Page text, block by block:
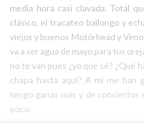
media hora casi clavada. Total
clásico, el tracateo bailongo y
viejos y buenos Motörhead y
va a ser agua de mayo para tus
no te van pues ¿yo qué sé? ¿Qué
chapa hasta aquí? A mí me han
tengo ganas más y de conciertos
poco.